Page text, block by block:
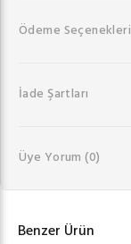
Ödeme Seçenekleri
İade Şartları
Üye Yorum(0)
Benzer Ürün